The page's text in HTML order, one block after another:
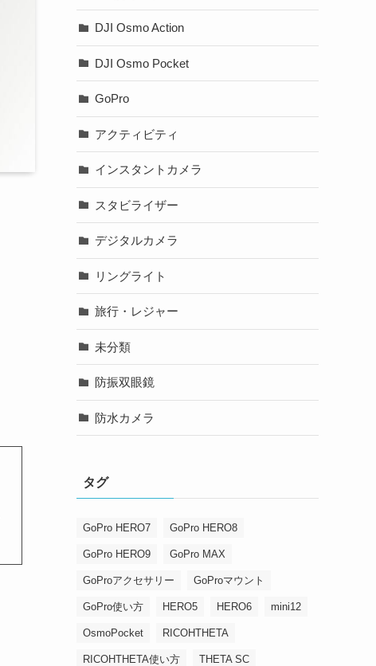
DJI Osmo Action
DJI Osmo Pocket
GoPro
アクティビティ
インスタントカメラ
スタビライザー
デジタルカメラ
リングライト
旅行・レジャー
未分類
防振双眼鏡
防水カメラ
タグ
GoPro HERO7 GoPro HERO8
GoPro HERO9 GoPro MAX
GoProアクセサリー GoProマウント
GoPro使い方 HERO5 HERO6 mini12
OsmoPocket RICOHTHETA
RICOHTHETA使い方 THETA SC